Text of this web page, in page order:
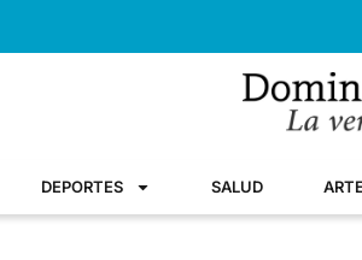
DEPORTES SALUD